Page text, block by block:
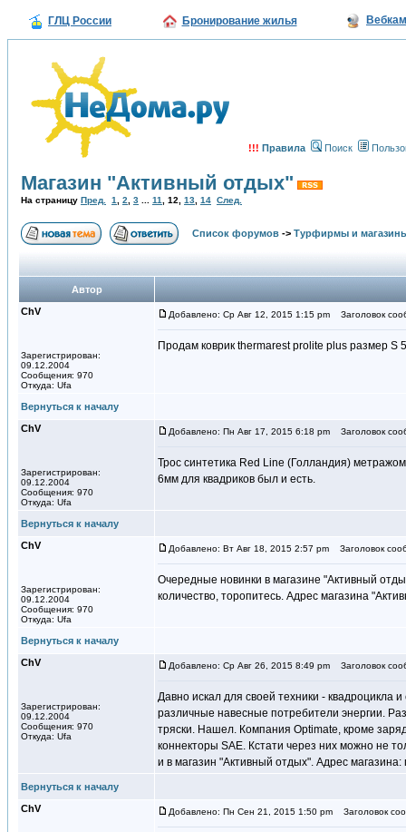
ГЛЦ России Бронирование жилья
!!! Правила Поиск
Магазин "Активный отдых"
На страницу Пред. 1 2 3 11 12 13 14 След.
Список форумов -> Турфирмы и
Автор
ChV
Зарегистрирован:
09.12.2004
Сообщения: 970
Откуда: Ufa
Добавлено: Ср Авг 12, 2015 1:15 pm Заголовок
Продам коврик thermarest prolite plus размер S
Вернуться к началу
ChV
Зарегистрирован:
09.12.2004
Сообщения: 970
Откуда: Ufa
Добавлено: Пн Авг 17, 2015 6:18 pm Заголовок
Трос синтетика Red Line (Голландия)
6мм для квадриков был и есть.
Вернуться к началу
ChV
Зарегистрирован:
09.12.2004
Сообщения: 970
Откуда: Ufa
Добавлено: Вт Авг 18, 2015 2:57 pm Заголовок
Очередные новинки в магазине "Активный
количество, торопитесь. Адрес магазина
Вернуться к началу
ChV
Зарегистрирован:
09.12.2004
Сообщения: 970
Откуда: Ufa
Добавлено: Ср Авг 26, 2015 8:49 pm Заголовок
Давно искал для своей техники - квадроцикла
различные навесные потребители энергии.
тряски. Нашел. Компания Optimate, кроме
коннекторы SAE. Кстати через них можно не
и в магазин "Активный отдых". Адрес
Вернуться к началу
ChV
Добавлено: Пн Сен 21, 2015 1:50 pm Заголовок